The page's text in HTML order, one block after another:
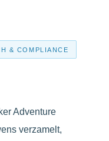
& COMPLIANCE
Adventure
verzamelt,